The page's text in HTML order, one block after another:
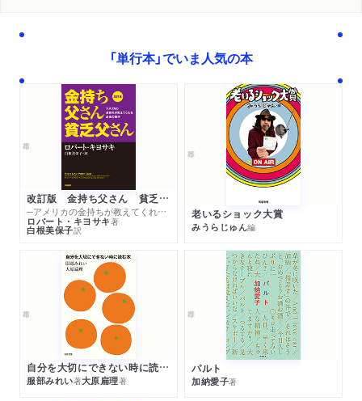
「単行本」でいま人気の本
改訂版 金持ち父さん 貧乏父さん
─アメリカの金持ちが教えてくれるお金の哲学
ロバート・キヨサキ著
白根美保子訳
老いるショック大賞
みうらじゅん編
自分を大切にできない時に読む本
服部みれい著大原扁理著
パルト
加納愛子著